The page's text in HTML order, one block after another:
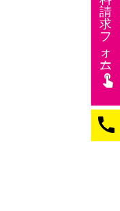
請
求
フ
ォー
ム
touch_app
call